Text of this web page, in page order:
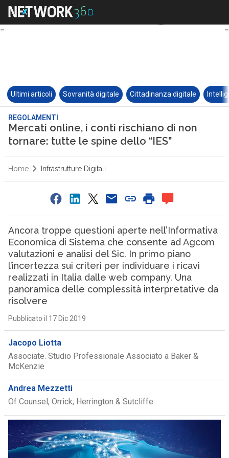
Ultimi articoli Sovranità digitale Cittadinanza digitale
REGOLAMENTI
Mercati online, i conti rischiano di non
tornare: tutte le spine dello “IES”
Home Infrastrutture Digitali
Ancora troppe questioni aperte nell’Informativa
Economica di Sistema che consente ad Agcom
valutazioni e analisi del Sic. In primo piano
l’incertezza sui criteri per individuare i ricavi
realizzati in Italia dalle web company. Una
panoramica delle complessità interpretative da
risolvere
Pubblicato il 17 Dic 2019
Jacopo Liotta
Associate. Studio Professionale Associato a Baker &
McKenzie
Andrea Mezzetti
Of Counsel, Orrick, Herrington & Sutcliffe